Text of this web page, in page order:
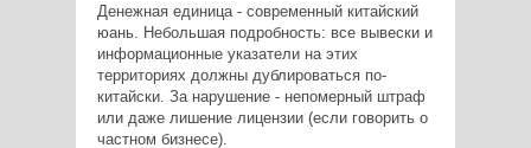
Денежная единица - современный китайский
юань. Небольшая подробность: все вывески и
информационные указатели на этих
территориях должны дублироваться по-
китайски. За нарушение - непомерный штраф
или даже лишение лицензии (если говорить о
частном бизнесе).